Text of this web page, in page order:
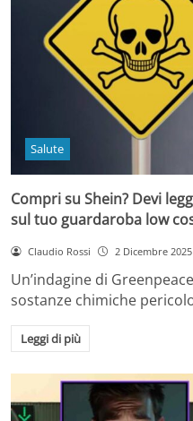
Salute
Compri su Shein? Devi
sul tuo guardaroba low
Claudio Rossi 2 Dicembre 2025
Un’indagine di
sostanze chimiche
Leggi di più